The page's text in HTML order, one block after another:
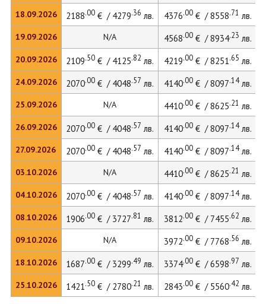
18.09.2026
19.09.2026
20.09.2026
24.09.2026
25.09.2026
26.09.2026
27.09.2026
03.10.2026
04.10.2026
08.10.2026
09.10.2026
18.10.2026
25.10.2026
2188.00€ / 4279.36 лв. 4376.00€ / 8558.71 лв.
N/A 4568.00€ / 8934.23 лв.
2109.50€ / 4125.82 лв. 4219.00€ / 8251.65 лв.
2070.00€ / 4048.57 лв. 4140.00€ / 8097.14лв.
N/A 4410.00€ / 8625.21 лв.
2070.00€ / 4048.57 лв. 4140.00€ / 8097.14лв.
2070.00€ / 4048.57 лв. 4140.00€ / 8097.14лв.
N/A 4410.00€ / 8625.21 лв.
2070.00€ / 4048.57 лв. 4140.00€ / 8097.14лв.
1906.00€ / 3727.81 лв. 3812.00€ / 7455.62 лв.
N/A 3972.00€ / 7768.56 лв.
1687.00€ / 3299.49 лв. 3374.00€ / 6598.97 лв.
1421.50€ / 2780.21 лв. 2843.00€ / 5560.42 лв.